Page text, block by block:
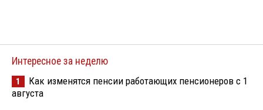
Интересное за неделю
1
Как изменятся пенсии работающих пенсионеров с 1
августа